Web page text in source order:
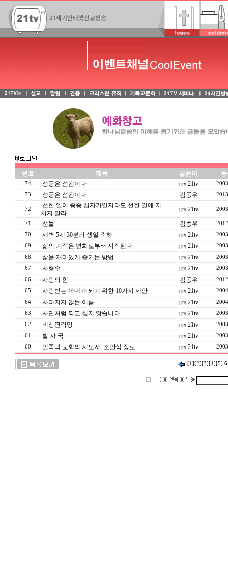
번호 제목 글쓴이
74 성공은 섬김이다 21tv
73
성공은 섬김이다 김동우
72
선한 일이 종종 십자가일지라도 선한 일에 지
치지 말라.
21tv
71 선물 김동우
70
새벽 5시 30분의 생일 축하 21tv
69
삶의 기적은 변화로부터 시작된다 21tv
68
삶을 재미있게 즐기는 방법 21tv
67
사형수 21tv
66
사랑의 힘 김동우
65
사랑받는 아내가 되기 위한 10가지 제안 21tv
64
사라지지 않는 이름 21tv
63
사단처럼 되고 싶지 않습니다 21tv
62
비상연락망 21tv
61
발 자 국 21tv
60
민족과 교회의 지도자, 조만식 장로 21tv
[1] [2] [3] [4] [5] 6